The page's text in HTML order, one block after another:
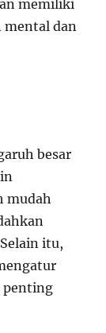
memiliki
mental dan
besar
mudah
itu,
penting